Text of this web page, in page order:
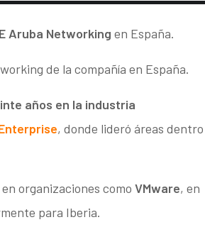
Aruba Networking en España.
de la compañía en España.
años en la industria
, donde lideró áreas dentro
organizaciones como VMware, en
para Iberia.